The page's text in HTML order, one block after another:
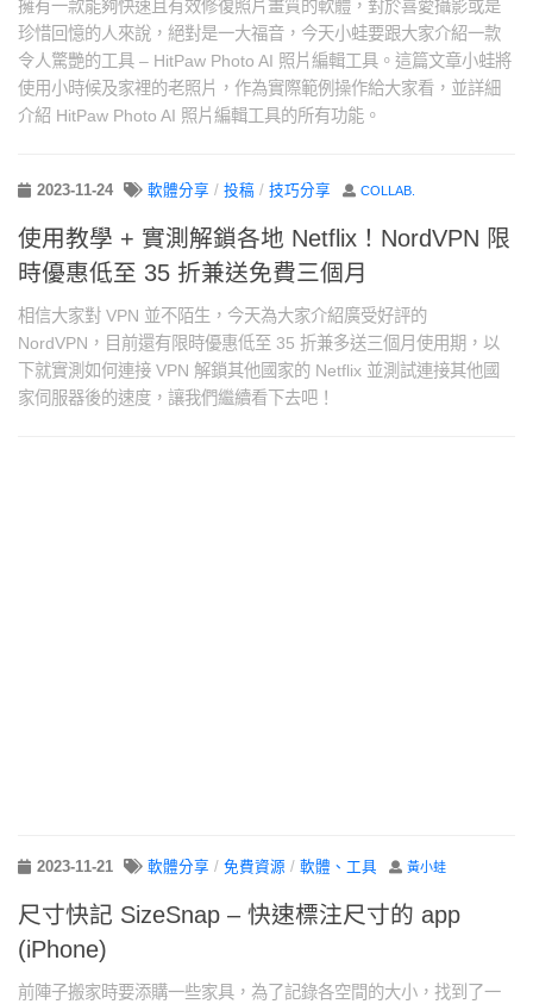
擁有一款能夠快速且有效修復照片畫質的軟體，對於喜愛攝影或是
珍惜回憶的人來說，絕對是一大福音，今天小蛙要跟大家介紹一款
令人驚艷的工具 – HitPaw Photo AI 照片編輯工具。這篇文章小蛙將
使用小時候及家裡的老照片，作為實際範例操作給大家看，並詳細
介紹 HitPaw Photo AI 照片編輯工具的所有功能。
2023-11-24 軟體分享 / 投稿 / 技巧分享 COLLAB.
使用教學 + 實測解鎖各地 Netflix！NordVPN 限
時優惠低至 35 折兼送免費三個月
相信大家對 VPN 並不陌生，今天為大家介紹廣受好評的
NordVPN，目前還有限時優惠低至 35 折兼多送三個月使用期，以
下就實測如何連接 VPN 解鎖其他國家的 Netflix 並測試連接其他國
家伺服器後的速度，讓我們繼續看下去吧！
2023-11-21 軟體分享 / 免費資源 / 軟體、工具 黃小蛙
尺寸快記 SizeSnap – 快速標注尺寸的 app
(iPhone)
前陣子搬家時要添購一些家具，為了記錄各空間的大小，找到了一